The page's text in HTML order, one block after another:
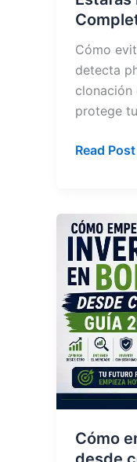
Cómo
detecta
clonación
protege
Estafas
Guía
Completa
con
IA
y
NFC
RD
Read
Cómo